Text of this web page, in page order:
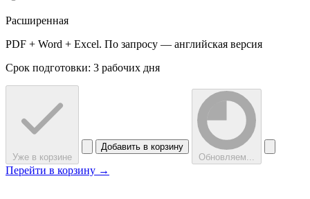
Расширенная
PDF + Word + Excel. По запросу — английская версия
Срок подготовки: 3 рабочих дня
Уже в корзине
Добавить в корзину
Обновляем...
Перейти в корзину →